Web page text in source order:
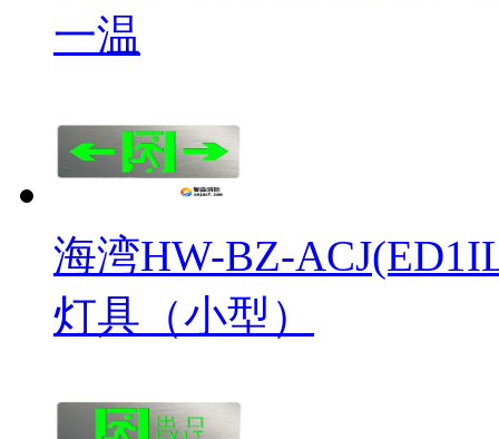
一温
海湾HW-BZ-
灯具（小型）